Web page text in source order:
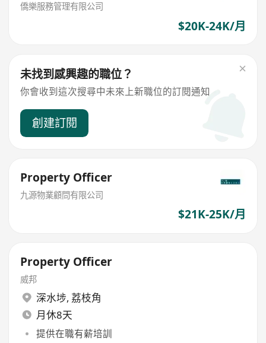
僑樂服務管理有限公司
$20K-24K/月
未找到感興趣的職位？
你會收到這次搜尋中未來上新職位的訂閱通知
創建訂閱
Property Officer
九源物業顧問有限公司
$21K-25K/月
Property Officer
威邦
深水埗, 荔枝角
月休8天
提供在職有薪培訓